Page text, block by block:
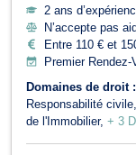
2 ans
N’accepte pas
Entre 110 € et
Premier
Domaines de droit :
Responsabilité civile
de l'Immobilier + 3